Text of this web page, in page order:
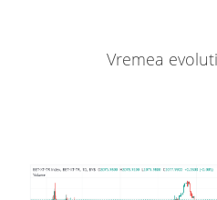
Vremea